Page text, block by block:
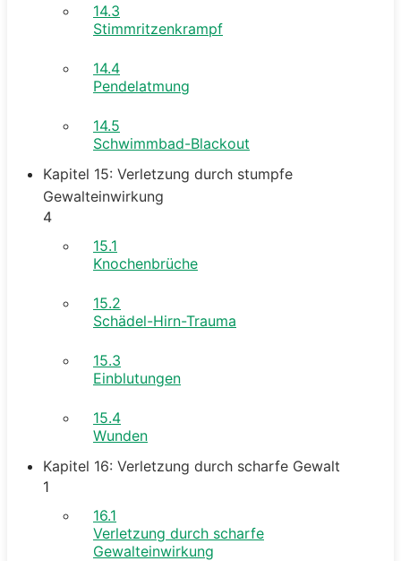
14.3
Stimmritzenkrampf
14.4
Pendelatmung
14.5
Schwimmbad-Blackout
Kapitel 15: Verletzung durch stumpfe
Gewalteinwirkung
4
15.1
Knochenbrüche
15.2
Schädel-Hirn-Trauma
15.3
Einblutungen
15.4
Wunden
Kapitel 16: Verletzung durch scharfe Gewalt
1
16.1
Verletzung durch scharfe
Gewalteinwirkung